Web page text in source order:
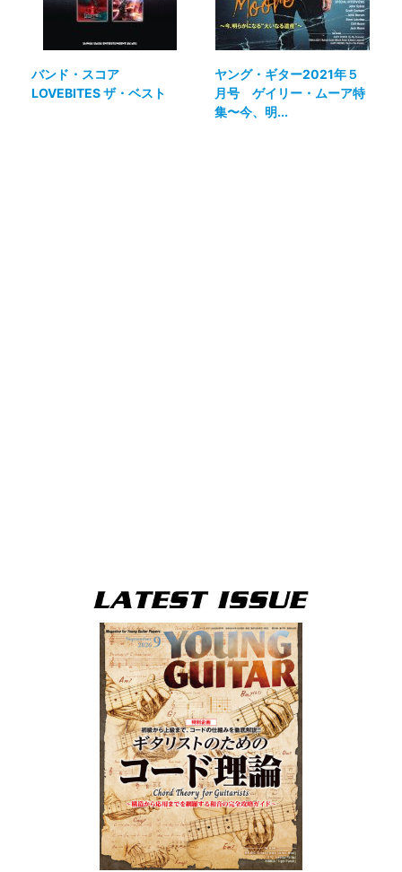
バンド・スコア
LOVEBITES ザ・ベスト
ヤング・ギター2021年５
月号 ゲイリー・ムーア特
集〜今、明...